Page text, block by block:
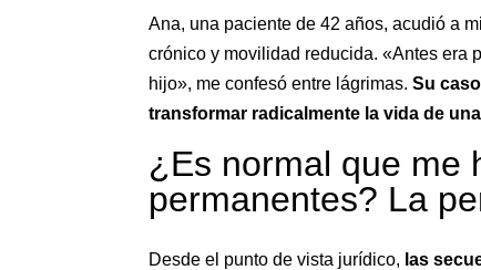
Ana, una paciente de 42 años, acudió a
crónico y movilidad reducida. «Antes era
hijo», me confesó entre lágrimas.Su
transformar radicalmente la vida de
¿Es normal que me
permanentes? La
Desde el punto de vista jurídico, las